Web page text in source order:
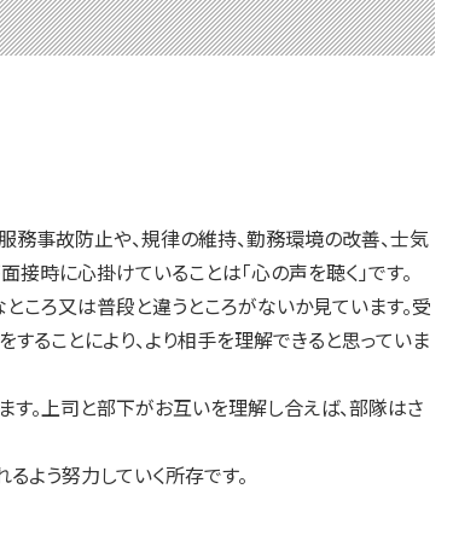
務事故防止や、規律の維持、勤務環境の改善、士気
時に心掛けていることは「心の声を聴く」です。
ろ又は普段と違うところがないか見ています。受
ることにより、より相手を理解できると思っていま
。上司と部下がお互いを理解し合えば、部隊はさ
よう努力していく所存です。